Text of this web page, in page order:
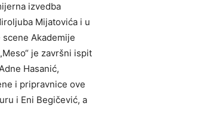
izvedba
Mijatovića i u
Akademije
je završni ispit
Hasanić,
i pripravnice ove
i Eni Begičević, a